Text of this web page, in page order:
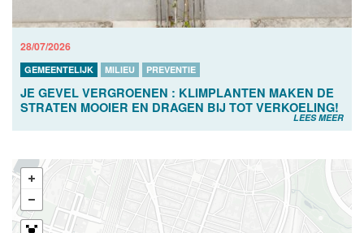
28/07/2026
GEMEENTELIJK MILIEU PREVENTIE
JE GEVEL VERGROENEN : KLIMPLANTEN MAKEN DE
STRATEN MOOIER EN DRAGEN BIJ TOT VERKOELING!
LEES MEER